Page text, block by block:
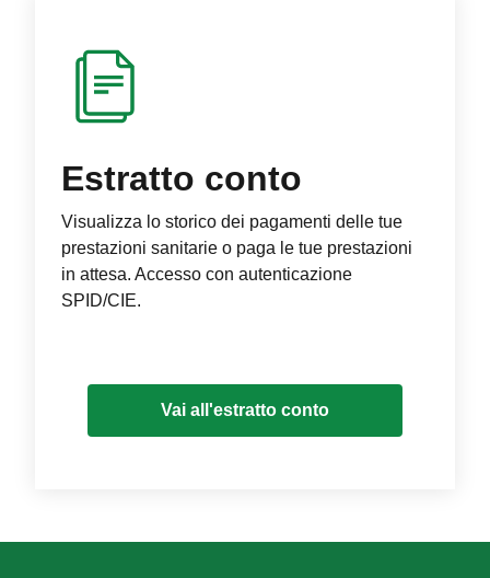
Estratto conto
Visualizza lo storico dei pagamenti delle tue
prestazioni sanitarie o paga le tue prestazioni
in attesa. Accesso con autenticazione
SPID/CIE.
Vai all'estratto conto